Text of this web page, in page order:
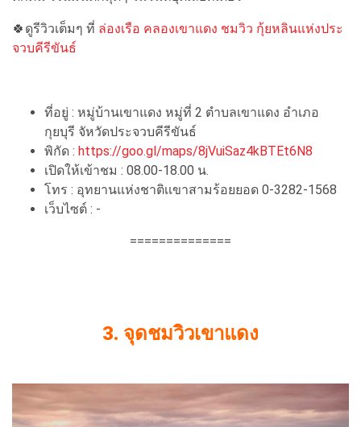
🍀ดูรีวิวเต็มๆ ที่ ล่องเรือ คลองเขาแดง ชมวิว กุ้ยหลินแห่งประ
จวบคีรีขันธ์
ที่อยู่ : หมู่บ้านเขาแดง หมู่ที่ 2 ตำบลเขาแดง อำเภอ
กุยบุรี จัหวัดประจวบคีรีขันธ์
พิกัด : https://goo.gl/maps/8jVuiSaz4kBTEt6N8
เปิดให้เข้าชม : 08.00-18.00 น.
โทร : อุทยานแห่งชาติเเขาสามร้อยยอด 0-3282-1568
เว็บไซต์ : -
==============
3. จุดชมวิวเขาแดง